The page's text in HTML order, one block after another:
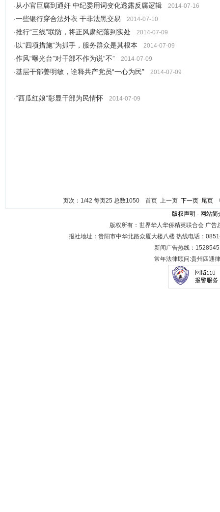
· 从小官巨腐到通奸 中纪委用词变化透露反腐逻辑
2014-07-16
·一些银行穿合法外衣 干非法黑交易
2014-07-10
·推行“三线”联防，将正风肃纪落到实处
2014-07-09
· 以“四项措施”为抓手，服务群众是其根本
2014-07-09
·作风“曝光台”对干部不作为说“不”
2014-07-09
·基层干部姜明敏，诠释共产党员“一心为民” 2014-07-09
·“西瓜红娘”彰显干部为民情怀 2014-07-09
页次：1/42 每页25 总数1050 首页 上一页 下一页 尾页
版权声明 - 网站简
版权所有：世界华人华侨精英联合会 广
报社地址：贵阳市中华北路众厦大楼八楼 热线电话：
新闻广告热线：
常年法律顾问:贵州四通